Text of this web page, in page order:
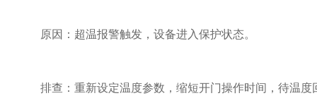
原因：超温报警触发，设备进入保护状态。
排查：重新设定温度参数，缩短开门操作时间，待温度